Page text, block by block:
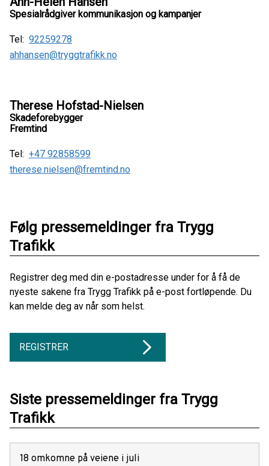
Spesialrådgiver kommunikasjon og kampanjer
Tel: 92259278
ahhansen@tryggtrafikk.no
Therese Hofstad-Nielsen
Skadeforebygger
Fremtind
Tel: +47 92858599
therese.nielsen@fremtind.no
Følg pressemeldinger fra Trygg
Trafikk
Registrer deg med din e-postadresse under for å få de
nyeste sakene fra Trygg Trafikk på e-post fortløpende. Du
kan melde deg av når som helst.
REGISTRER
Siste pressemeldinger fra Trygg
Trafikk
18 omkomne på veiene i juli